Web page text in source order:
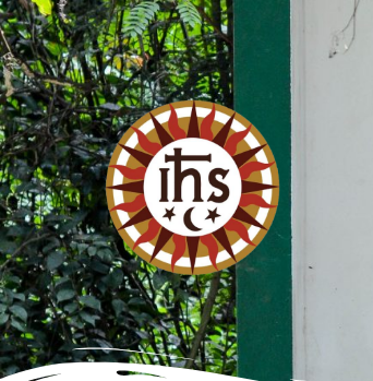
Aller
au
contenu